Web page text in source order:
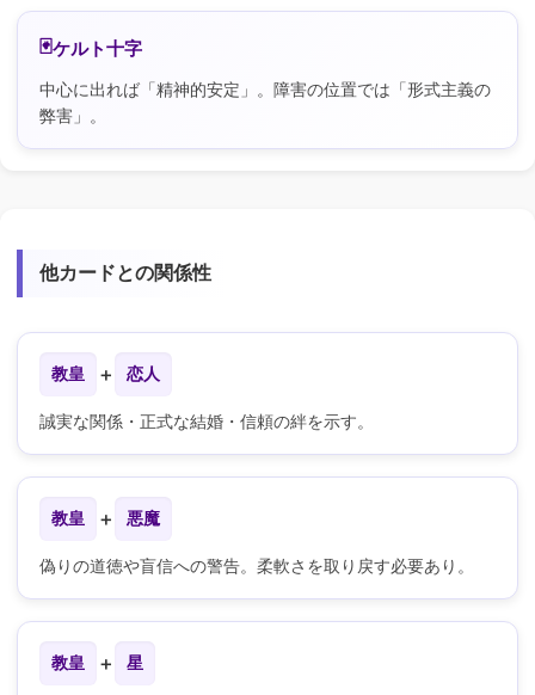
ケルト十字
中心に出れば「精神的安定」。障害の位置では「形式主義の
弊害」。
他カードとの関係性
教皇 ＋ 恋人
誠実な関係・正式な結婚・信頼の絆を示す。
教皇 ＋ 悪魔
偽りの道徳や盲信への警告。柔軟さを取り戻す必要あり。
教皇 ＋ 星